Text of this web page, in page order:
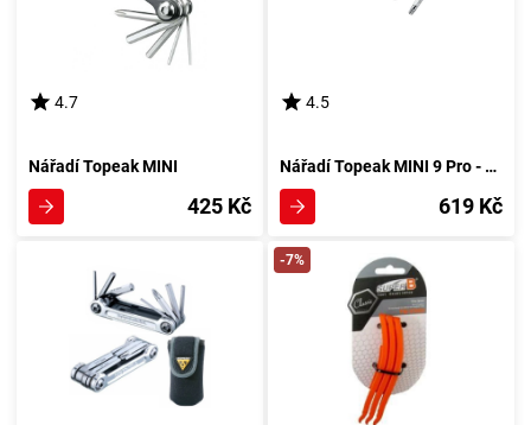
4.7
Nářadí Topeak MINI
425 Kč
4.5
Nářadí Topeak MINI 9 Pro - černé
619 Kč
-7%